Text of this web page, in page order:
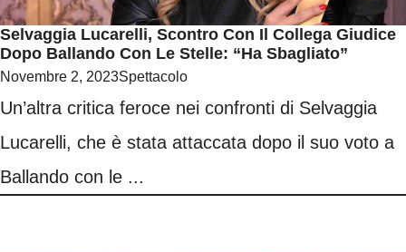
Selvaggia Lucarelli, Scontro Con Il Collega Giudice
Dopo Ballando Con Le Stelle: “Ha Sbagliato”
Novembre 2, 2023Spettacolo
Un’altra critica feroce nei confronti di Selvaggia
Lucarelli, che è stata attaccata dopo il suo voto a
Ballando con le ...